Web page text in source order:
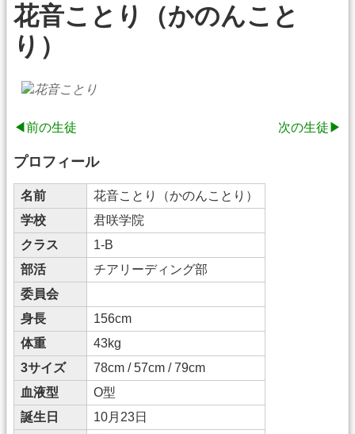
花音ことり（かのんこと
り）
◀前の生徒 次の生徒▶
プロフィール
名前
花音ことり（かのんことり）
学校
君咲学院
クラス
1-B
部活
チアリーディング部
委員会
身長
156cm
体重
43kg
3サイズ
78cm / 57cm / 79cm
血液型
O型
誕生日
10月23日